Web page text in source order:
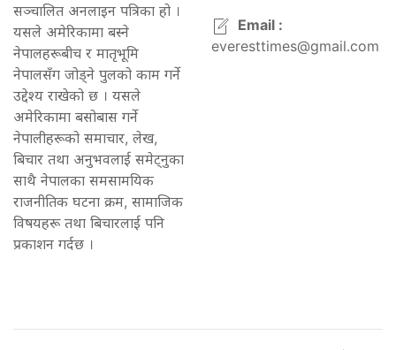
सञ्चालित अनलाइन पत्रिका हो ।
यसले अमेरिकामा बस्ने
नेपालहरूबीच र मातृभूमि
नेपालसँग जोड्ने पुलको काम गर्ने
उद्देश्य राखेको छ । यसले
अमेरिकामा बसोबास गर्ने
नेपालीहरूको समाचार, लेख,
बिचार तथा अनुभवलाई समेट्नुका
साथै नेपालका समसामयिक
राजनीतिक घटना क्रम, सामाजिक
विषयहरू तथा बिचारलाई पनि
प्रकाशन गर्दछ ।
Email :
everesttimes@gmail.com